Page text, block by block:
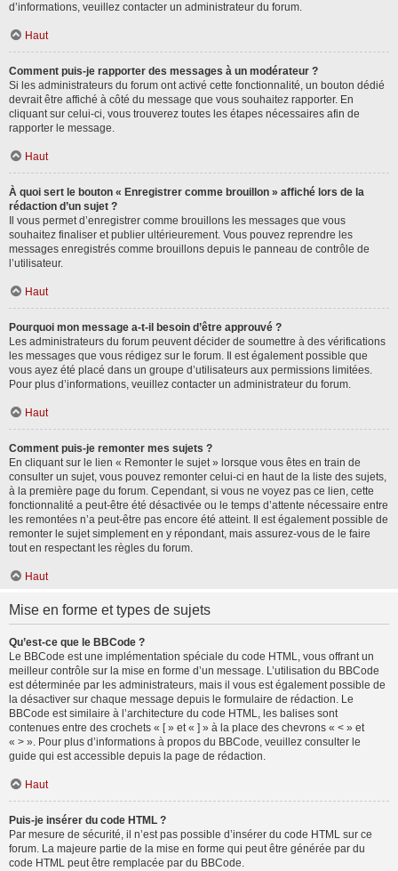
d’informations, veuillez contacter un administrateur du forum.
Haut
Comment puis-je rapporter des messages à un modérateur ?
Si les administrateurs du forum ont activé cette fonctionnalité, un bouton dédié
devrait être affiché à côté du message que vous souhaitez rapporter. En
cliquant sur celui-ci, vous trouverez toutes les étapes nécessaires afin de
rapporter le message.
Haut
À quoi sert le bouton « Enregistrer comme brouillon » affiché lors de la
rédaction d’un sujet ?
Il vous permet d’enregistrer comme brouillons les messages que vous
souhaitez finaliser et publier ultérieurement. Vous pouvez reprendre les
messages enregistrés comme brouillons depuis le panneau de contrôle de
l’utilisateur.
Haut
Pourquoi mon message a-t-il besoin d’être approuvé ?
Les administrateurs du forum peuvent décider de soumettre à des vérifications
les messages que vous rédigez sur le forum. Il est également possible que
vous ayez été placé dans un groupe d’utilisateurs aux permissions limitées.
Pour plus d’informations, veuillez contacter un administrateur du forum.
Haut
Comment puis-je remonter mes sujets ?
En cliquant sur le lien « Remonter le sujet » lorsque vous êtes en train de
consulter un sujet, vous pouvez remonter celui-ci en haut de la liste des sujets,
à la première page du forum. Cependant, si vous ne voyez pas ce lien, cette
fonctionnalité a peut-être été désactivée ou le temps d’attente nécessaire entre
les remontées n’a peut-être pas encore été atteint. Il est également possible de
remonter le sujet simplement en y répondant, mais assurez-vous de le faire
tout en respectant les règles du forum.
Haut
Mise en forme et types de sujets
Qu’est-ce que le BBCode ?
Le BBCode est une implémentation spéciale du code HTML, vous offrant un
meilleur contrôle sur la mise en forme d’un message. L’utilisation du BBCode
est déterminée par les administrateurs, mais il vous est également possible de
la désactiver sur chaque message depuis le formulaire de rédaction. Le
BBCode est similaire à l’architecture du code HTML, les balises sont
contenues entre des crochets « [ » et « ] » à la place des chevrons « < » et
« > ». Pour plus d’informations à propos du BBCode, veuillez consulter le
guide qui est accessible depuis la page de rédaction.
Haut
Puis-je insérer du code HTML ?
Par mesure de sécurité, il n’est pas possible d’insérer du code HTML sur ce
forum. La majeure partie de la mise en forme qui peut être générée par du
code HTML peut être remplacée par du BBCode.